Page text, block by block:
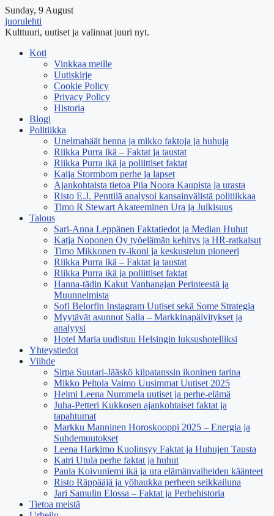
Sunday, 9 August
juorulehti
Kulttuuri, uutiset ja valinnat juuri nyt.
Koti
Vinkkaa meille
Uutiskirje
Cookie Policy
Privacy Policy
Historia
Blogi
Politiikka
Unelmahäät henna ja mikko faktoja ja huhuja
Riikka Purra ikä – Faktat ja taustat
Riikka Purra ikä ja poliittiset faktat
Kaija Stormbom perhe ja lapset
Ajankohtaista tietoa Piia Noora Kaupista ja urasta
Risto E.J. Penttilä analysoi kansainvälistä politiikkaa
Timo R Stewart Akateeminen Ura ja Julkisuus
Talous
Sari-Anna Leppänen Faktatiedot ja Median Huhut
Katja Noponen Oy työelämän kehitys ja HR-ratkaisut
Timo Mikkonen tv-ikoni ja keskustelun pioneeri
Riikka Purra ikä – Faktat ja taustat
Riikka Purra ikä ja poliittiset faktat
Hanna-tädin Kakut Vanhanajan Perinteestä ja
Muunnelmista
Sofi Belorfin Instagram Uutiset sekä Some Strategia
Myytävät asunnot Salla – Markkinapäivitykset ja
analyysi
Hotel Maria uudistuu Helsingin luksushotelliksi
Yhteystiedot
Viihde
Sirpa Suutari-Jääskö kilpatanssin ikoninen tarina
Mikko Peltola Vaimo Uusimmat Uutiset 2025
Helmi Leena Nummela uutiset ja perhe-elämä
Juha-Petteri Kukkosen ajankohtaiset faktat ja
tapahtumat
Markku Manninen Horoskooppi 2025 – Energia ja
Suhdemuutokset
Leena Harkimo Kuolinsyy Faktat ja Huhujen Tausta
Katri Utula perhe faktat ja huhut
Paula Koivuniemi ikä ja ura elämänvaiheiden käänteet
Risto Räppääjä ja yöhaukka perheen seikkailuna
Jari Samulin Elossa – Faktat ja Perhehistoria
Tietoa meistä